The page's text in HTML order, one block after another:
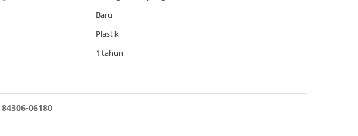
Baru
Plastik
1 tahun
06180